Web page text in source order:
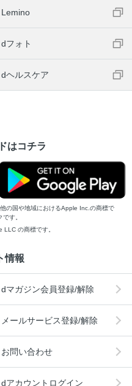
Lemino
dフォト
dヘルスケア
はコチラ
の国や地域におけるApple Inc.の商標で
す。
の商標です。
情報
dマガジン会員登録/解除
メールサービス登録/解除
お問い合わせ
dアカウントログイン